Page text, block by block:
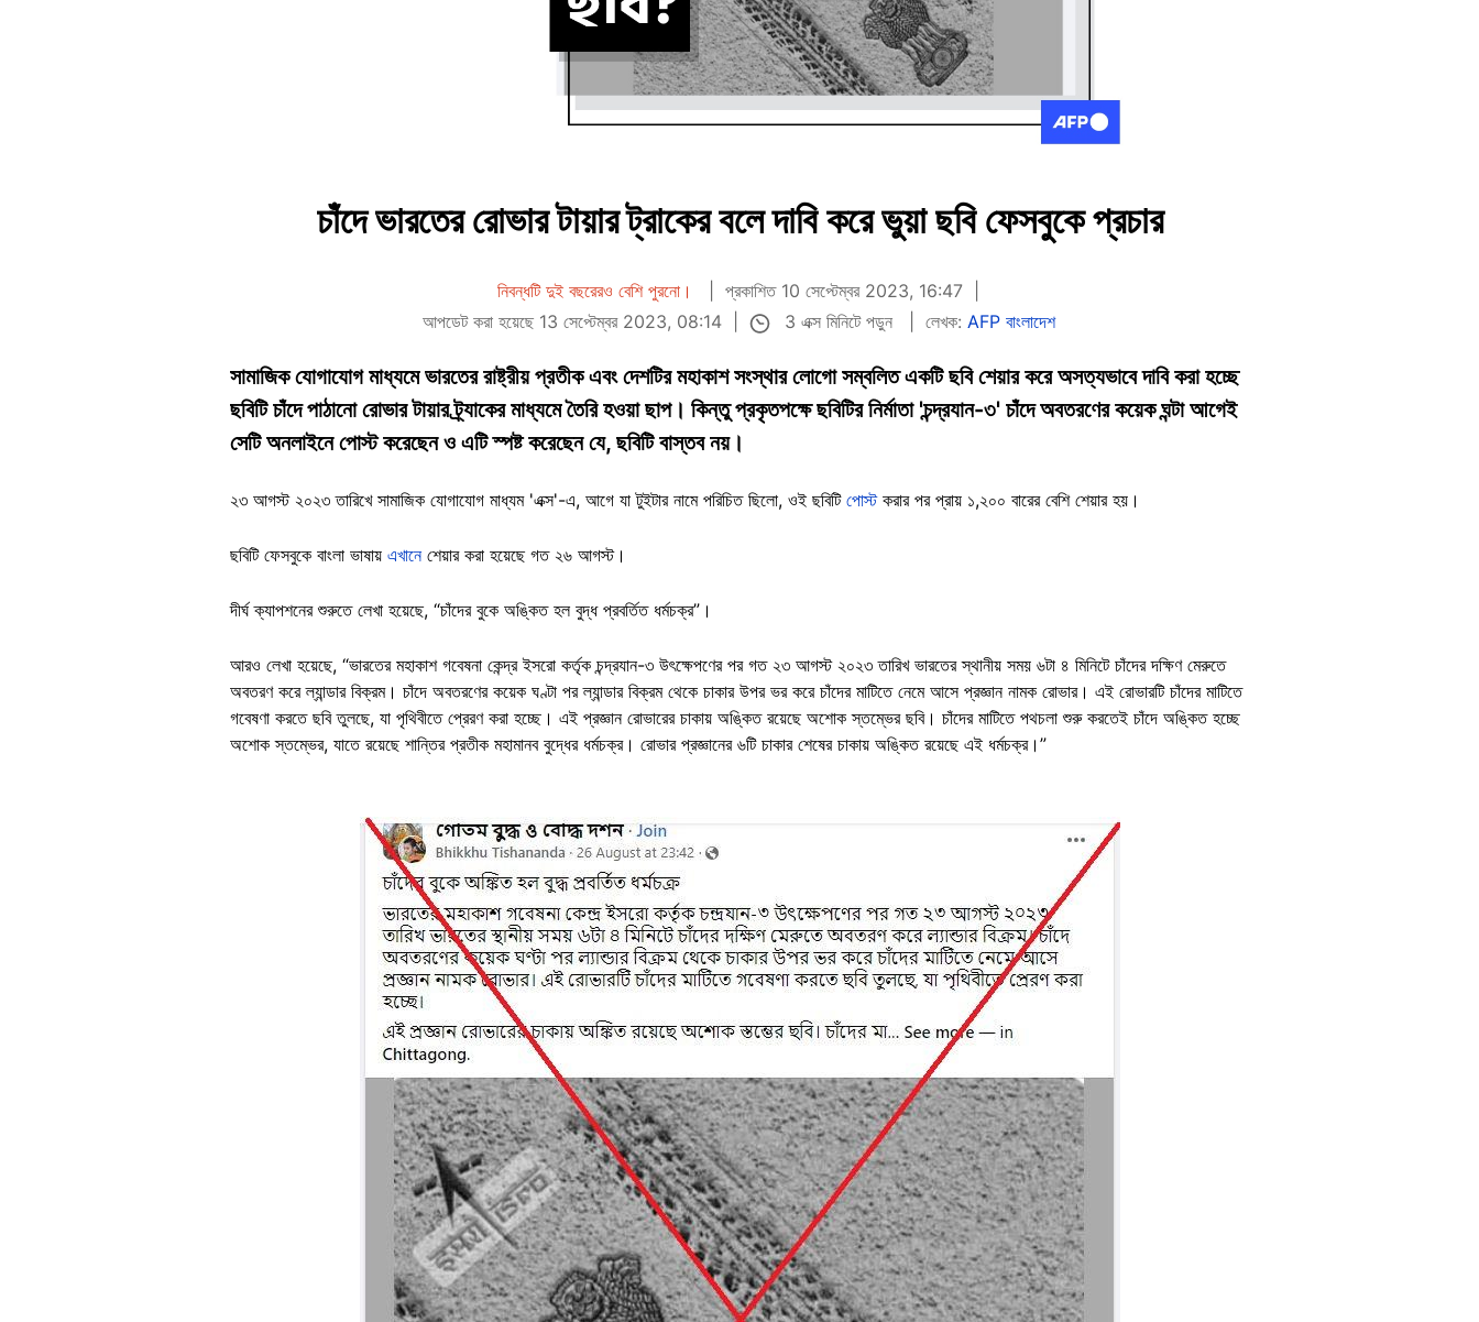
চাঁদে ভারতের রোভার টায়ার ট্রাকের বলে দাবি করে ভুয়া ছবি ফেসবুকে প্রচার
নিবন্ধটি দুই বছরেরও বেশি পুরনো।
প্রকাশিত 10 সেপ্টেম্বর 2023, 16:47
আপডেট করা হয়েছে 13 সেপ্টেম্বর 2023, 08:14
3 এক্স মিনিটে পড়ুন লেখক:AFP বাংলাদেশ
সামাজিক যোগাযোগ মাধ্যমে ভারতের রাষ্ট্রীয় প্রতীক এবং দেশটির মহাকাশ সংস্থার লোগো সম্বলিত একটি ছবি শেয়ার করে অসত্যভাবে দাবি করা হচ্ছে
ছবিটি চাঁদে পাঠানো রোভার টায়ার ট্র্যাকের মাধ্যমে তৈরি হওয়া ছাপ। কিন্তু প্রকৃতপক্ষে ছবিটির নির্মাতা 'চন্দ্রযান-৩' চাঁদে অবতরণের কয়েক ঘন্টা আগেই
সেটি অনলাইনে পোস্ট করেছেন ও এটি স্পষ্ট করেছেন যে, ছবিটি বাস্তব নয়।
২৩ আগস্ট ২০২৩ তারিখে সামাজিক যোগাযোগ মাধ্যম 'এক্স'-এ, আগে যা টুইটার নামে পরিচিত ছিলো, ওই ছবিটি পোস্ট করার পর প্রায় ১,২০০ বারের বেশি শেয়ার হয়।
ছবিটি ফেসবুকে বাংলা ভাষায় এখানে শেয়ার করা হয়েছে গত ২৬ আগস্ট।
দীর্ঘ ক্যাপশনের শুরুতে লেখা হয়েছে, “চাঁদের বুকে অঙ্কিত হল বুদ্ধ প্রবর্তিত ধর্মচক্র”।
আরও লেখা হয়েছে, “ভারতের মহাকাশ গবেষনা কেন্দ্র ইসরো কর্তৃক চন্দ্রযান-৩ উৎক্ষেপণের পর গত ২৩ আগস্ট ২০২৩ তারিখ ভারতের স্থানীয় সময় ৬টা ৪ মিনিটে চাঁদের দক্ষিণ মেরুতে
অবতরণ করে ল্যান্ডার বিক্রম। চাঁদে অবতরণের কয়েক ঘণ্টা পর ল্যান্ডার বিক্রম থেকে চাকার উপর ভর করে চাঁদের মাটিতে নেমে আসে প্রজ্ঞান নামক রোভার। এই রোভারটি চাঁদের মাটিতে
গবেষণা করতে ছবি তুলছে, যা পৃথিবীতে প্রেরণ করা হচ্ছে। এই প্রজ্ঞান রোভারের চাকায় অঙ্কিত রয়েছে অশোক স্তম্ভের ছবি। চাঁদের মাটিতে পথচলা শুরু করতেই চাঁদে অঙ্কিত হচ্ছে
অশোক স্তম্ভের, যাতে রয়েছে শান্তির প্রতীক মহামানব বুদ্ধের ধর্মচক্র। রোভার প্রজ্ঞানের ৬টি চাকার শেষের চাকায় অঙ্কিত রয়েছে এই ধর্মচক্র।”